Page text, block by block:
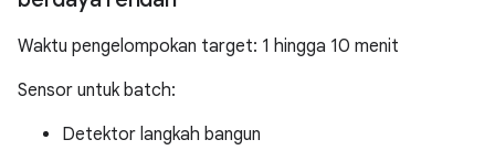
Waktu pengelompokan target: 1 hingga 10 menit
Sensor untuk batch:
Detektor langkah bangun